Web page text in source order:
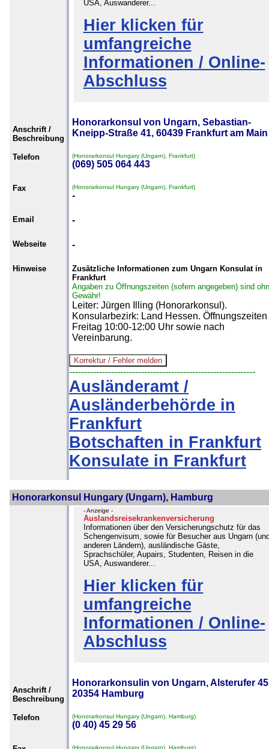
USA, Auswanderer...
Hier klicken für
umfangreiche
Informationen / Online-
Abschluss
Anschrift /
Beschreibung
Honorarkonsul von Ungarn, Sebastian-
Kneipp-Straße 41, 60439 Frankfurt am Main
Telefon (Honorarkonsul Hungary (Ungarn), Frankfurt)
(069) 505 064 443
Fax (Honorarkonsul Hungary (Ungarn), Frankfurt)
-
Email -
Webseite -
Hinweise
Zusätzliche Informationen zum Ungarn Konsulat in
Frankfurt
Angaben zu Öffnungszeiten (sofern angegeben) sind
Gewähr!
Leiter: Jürgen Illing (Honorarkonsul).
Konsularbezirk: Land Hessen. Öffnungszeiten
Freitag 10:00-12:00 Uhr sowie nach
Vereinbarung.
--------------------------------------------------------------
Ausländeramt /
Ausländerbehörde in
Frankfurt
Botschaften in Frankfurt
Konsulate in Frankfurt
Honorarkonsul Hungary (Ungarn), Hamburg
- Anzeige -
Auslandsreisekrankenversicherung
Informationen über den Versicherungschutz für das
Schengenvisum, sowie für Besucher aus Ungarn
anderen Ländern), ausländische Gäste,
Sprachschüler, Aupairs, Studenten, Reisen in die
USA, Auswanderer...
Hier klicken für
umfangreiche
Informationen / Online-
Abschluss
Anschrift /
Beschreibung
Honorarkonsulin von Ungarn, Alsterufer
20354 Hamburg
Telefon (Honorarkonsul Hungary (Ungarn), Hamburg)
(0 40) 45 29 56
(Honorarkonsul Hungary (Ungarn), Hamburg)